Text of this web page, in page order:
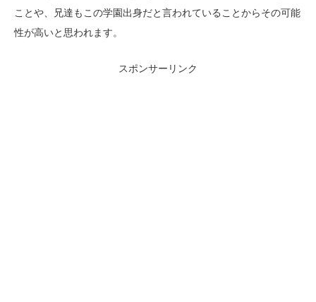
ことや、兄達もこの学園出身だと言われていることからその可能
性が高いと思われます。
スポンサーリンク